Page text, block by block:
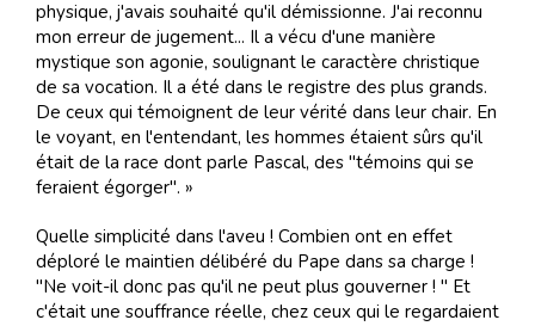
physique, j'avais souhaité qu'il démissionne. J'ai reconnu
mon erreur de jugement... Il a vécu d'une manière
mystique son agonie, soulignant le caractère christique
de sa vocation. Il a été dans le registre des plus grands.
De ceux qui témoignent de leur vérité dans leur chair. En
le voyant, en l'entendant, les hommes étaient sûrs qu'il
était de la race dont parle Pascal, des "témoins qui se
feraient égorger". »
Quelle simplicité dans l'aveu ! Combien ont en effet
déploré le maintien délibéré du Pape dans sa charge !
"Ne voit-il donc pas qu'il ne peut plus gouverner ! " Et
c'était une souffrance réelle, chez ceux qui le regardaient